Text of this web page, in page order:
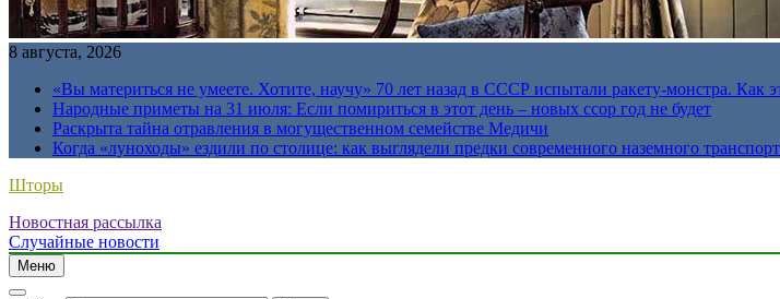
8 августа, 2026
«Вы материться не умеете. Хотите, научу» 70 лет назад в СССР испытали ракету-монстра. Как
Народные приметы на 31 июля: Если помириться в этот день – новых ссор год не будет
Раскрыта тайна отравления в могущественном семействе Медичи
Когда «луноходы» ездили по столице: как выглядели предки современного наземного
Шторы
Новостная рассылка
Случайные новости
Меню